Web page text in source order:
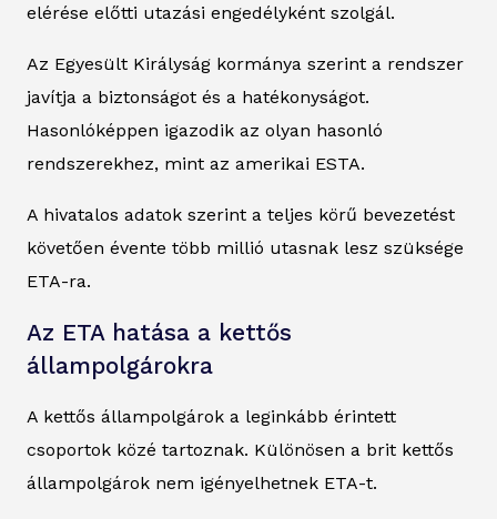
elérése előtti utazási engedélyként szolgál.
Az Egyesült Királyság kormánya szerint a rendszer
javítja a biztonságot és a hatékonyságot.
Hasonlóképpen igazodik az olyan hasonló
rendszerekhez, mint az amerikai ESTA.
A hivatalos adatok szerint a teljes körű bevezetést
követően évente több millió utasnak lesz szüksége
ETA-ra.
Az ETA hatása a kettős
állampolgárokra
A kettős állampolgárok a leginkább érintett
csoportok közé tartoznak. Különösen a brit kettős
állampolgárok nem igényelhetnek ETA-t.